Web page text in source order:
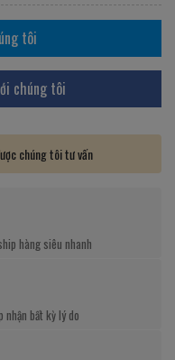
tôi
chúng tôi
chúng tôi tư vấn
hàng siêu nhanh
bất kỳ lý do